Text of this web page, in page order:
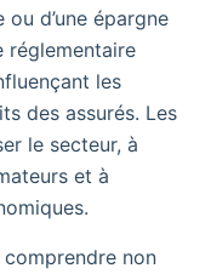
ou d’une épargne
réglementaire
les
des assurés. Les
le secteur, à
et à
non